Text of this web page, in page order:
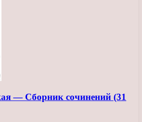
— Сборник сочинений (31